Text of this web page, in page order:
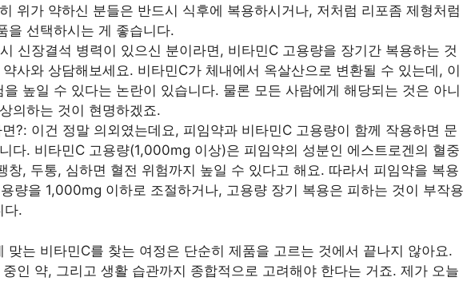
위가 약하신 분들은 반드시 식후에 복용하시거나, 저처럼 리포좀 제형처럼
을 선택하시는 게 좋습니다.
신장결석 병력이 있으신 분이라면, 비타민C 고용량을 장기간 복용하는 것
사와 상담해보세요. 비타민C가 체내에서 옥살산으로 변환될 수 있는데, 이
높일 수 있다는 논란이 있습니다. 물론 모든 사람에게 해당되는 것은 아니
의하는 것이 현명하겠죠.
?: 이건 정말 의외였는데요, 피임약과 비타민C 고용량이 함께 작용하면 문
다. 비타민C 고용량(1,000mg 이상)은 피임약의 성분인 에스트로겐의 혈중
창, 두통, 심하면 혈전 위험까지 높일 수 있다고 해요. 따라서 피임약을 복용
량을 1,000mg 이하로 조절하거나, 고용량 장기 복용은 피하는 것이 부작용
다.
맞는 비타민C를 찾는 여정은 단순히 제품을 고르는 것에서 끝나지 않아요.
인 약, 그리고 생활 습관까지 종합적으로 고려해야 한다는 거죠. 제가 오늘